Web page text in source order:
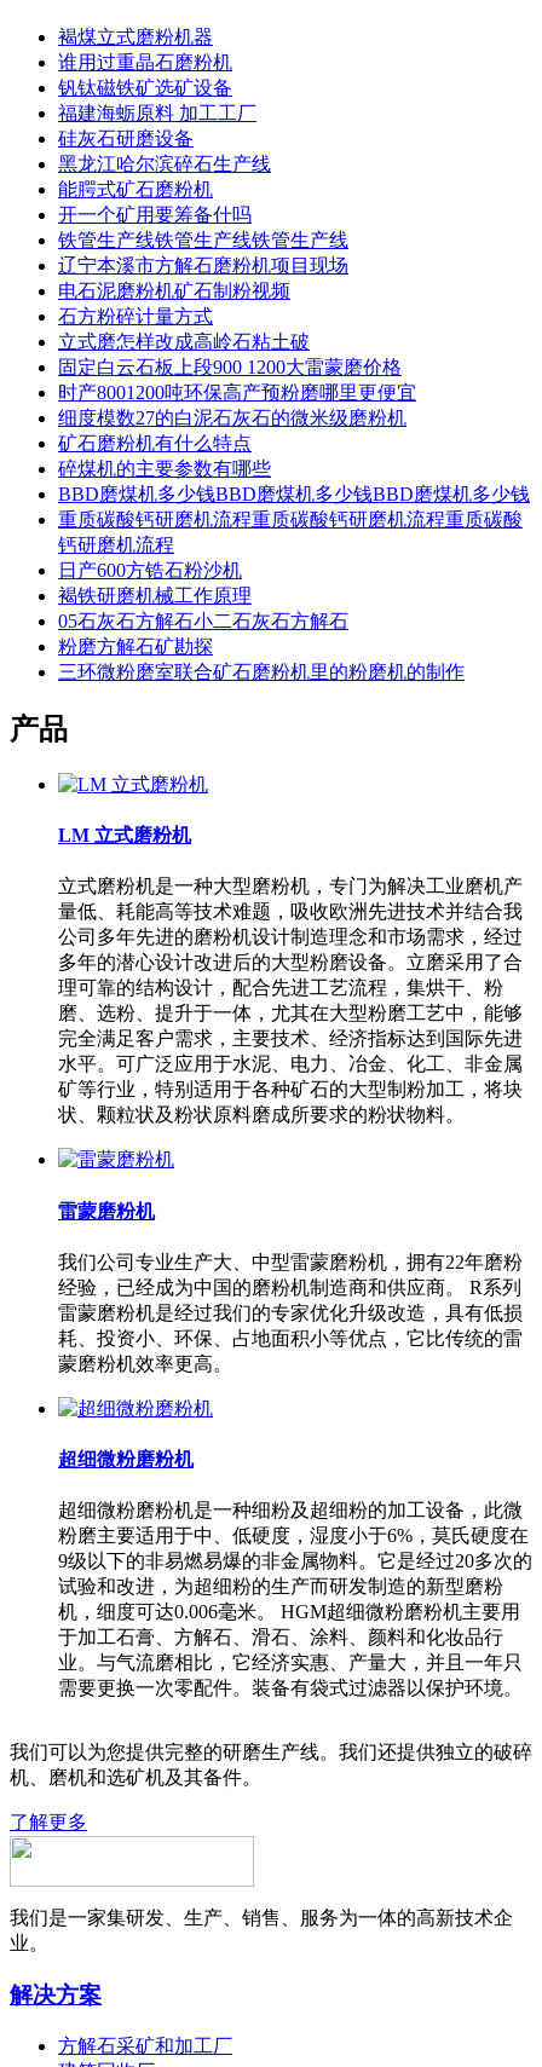
褐煤立式磨粉机器
谁用过重晶石磨粉机
钒钛磁铁矿选矿设备
福建海蛎原料 加工工厂
硅灰石研磨设备
黑龙江哈尔滨碎石生产线
能腭式矿石磨粉机
开一个矿用要筹备什吗
铁管生产线铁管生产线铁管生产线
辽宁本溪市方解石磨粉机项目现场
电石泥磨粉机矿石制粉视频
石方粉碎计量方式
立式磨怎样改成高岭石粘土破
固定白云石板上段900 1200大雷蒙磨价格
时产8001200吨环保高产预粉磨哪里更便宜
细度模数27的白泥石灰石的微米级磨粉机
矿石磨粉机有什么特点
碎煤机的主要参数有哪些
BBD磨煤机多少钱BBD磨煤机多少钱BBD磨煤机多少钱
重质碳酸钙研磨机流程重质碳酸钙研磨机流程重质碳酸
钙研磨机流程
日产600方锆石粉沙机
褐铁研磨机械工作原理
05石灰石方解石小二石灰石方解石
粉磨方解石矿勘探
三环微粉磨室联合矿石磨粉机里的粉磨机的制作
产品
LM 立式磨粉机
立式磨粉机是一种大型磨粉机，专门为解决工业磨机产
量低、耗能高等技术难题，吸收欧洲先进技术并结合我
公司多年先进的磨粉机设计制造理念和市场需求，经过
多年的潜心设计改进后的大型粉磨设备。立磨采用了合
理可靠的结构设计，配合先进工艺流程，集烘干、粉
磨、选粉、提升于一体，尤其在大型粉磨工艺中，能够
完全满足客户需求，主要技术、经济指标达到国际先进
水平。可广泛应用于水泥、电力、冶金、化工、非金属
矿等行业，特别适用于各种矿石的大型制粉加工，将块
状、颗粒状及粉状原料磨成所要求的粉状物料。
雷蒙磨粉机
我们公司专业生产大、中型雷蒙磨粉机，拥有22年磨粉
经验，已经成为中国的磨粉机制造商和供应商。 R系列
雷蒙磨粉机是经过我们的专家优化升级改造，具有低损
耗、投资小、环保、占地面积小等优点，它比传统的雷
蒙磨粉机效率更高。
超细微粉磨粉机
超细微粉磨粉机是一种细粉及超细粉的加工设备，此微
粉磨主要适用于中、低硬度，湿度小于6%，莫氏硬度在
9级以下的非易燃易爆的非金属物料。它是经过20多次的
试验和改进，为超细粉的生产而研发制造的新型磨粉
机，细度可达0.006毫米。 HGM超细微粉磨粉机主要用
于加工石膏、方解石、滑石、涂料、颜料和化妆品行
业。与气流磨相比，它经济实惠、产量大，并且一年只
需要更换一次零配件。装备有袋式过滤器以保护环境。
我们可以为您提供完整的研磨生产线。我们还提供独立的破碎
机、磨机和选矿机及其备件。
了解更多
我们是一家集研发、生产、销售、服务为一体的高新技术企
业。
解决方案
方解石采矿和加工厂